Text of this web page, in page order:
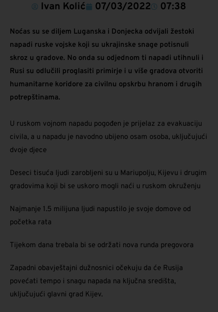
Ivan Kolić 07/03/2022 07:38
Noćas su se diljem Luganska i Donjecka odvijali žestoki
napadi ruske vojske koji su ukrajinske snage potisnuli
skroz u gradove. No onda su odjednom ti napadi utihnuli i
Rusi su odlučili proglasiti primirje i u više gradova otvoriti
humanitarne koridore za civilnu opskrbu hranom i drugih
potrepštinama.
U ruskom vojnom napadu pogođen je prijelaz za evakuaciju
civila, a u napadu je navodno ubijeno osam osoba, uključujući
dvoje djece
Deseci tisuća ljudi zarobljeni su u Mariupolju, Kijevu i drugim
gradovima koji bi se uskoro mogli naći u ruskom okruženju
Najmanje 1.5 milijuna ljudi napustilo je svoje domove od
početka rata
Tijekom dana trebala bi se održati nova runda pregovora
Zapadni obavještajni dužnosnici očekuju da će Rusija
povećati tempo i snagu napada na ključna središta,
uključujući glavni grad Kijev.